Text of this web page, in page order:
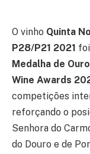
O vinho Quinta
P28/P21 2021
Medalha de Ouro
Wine Awards
competições
reforçando o
Senhora do
do Douro e de